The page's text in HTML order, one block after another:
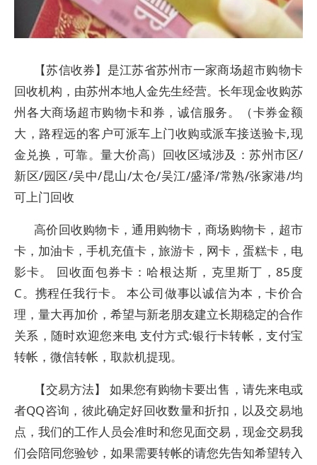
【苏信收券】是江苏省苏州市一家商场超市购物卡
回收机构，由苏州本地人金先生经营。长年现金收购苏
州各大商场超市购物卡和券，诚信服务。（卡券金额
大，路程远的客户可派车上门收购或派车接送验卡,现
金兑换，可靠。量大价高）回收区域涉及：苏州市区/
新区/园区/吴中/昆山/太仓/吴江/盛泽/常熟/张家港/均
可上门回收
高价回收购物卡，通用购物卡，商场购物卡，超市
卡，加油卡，手机充值卡，旅游卡，网卡，蛋糕卡，电
影卡。 回收面包券卡：哈根达斯，克里斯丁，85度
C。携程任我行卡。 本公司做事以诚信为本，卡价合
理，量大再加价，希望与新老朋友建立长期稳定的合作
关系，随时欢迎您来电 支付方式:银行卡转帐，支付宝
转帐，微信转帐，取款机提现。
【交易方法】 如果您有购物卡要出售，请先来电或
者QQ咨询，彼此确定好回收数量和折扣，以及交易地
点，我们的工作人员会准时和您见面交易，现金交易我
们会陪同您验钞，如果需要转帐的请您先告知希望转入